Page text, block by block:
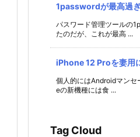
1passwordが最高過
パスワード管理ツールの
たのだが、これが最高 ...
iPhone 12 Proを妻用
個人的にはAndroidマンセ
eの新機種には食 ...
Tag Cloud